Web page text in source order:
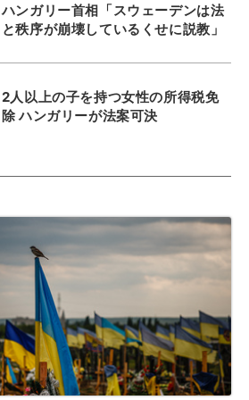
ハンガリー首相「スウェーデンは法
と秩序が崩壊しているくせに説教」
2人以上の子を持つ女性の所得税免
除 ハンガリーが法案可決